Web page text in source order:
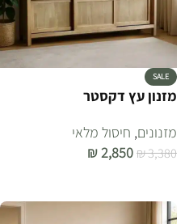
SALE
מזנון עץ דקסטר
מזנונים, חיסול מלאי
₪3,380
₪2,850